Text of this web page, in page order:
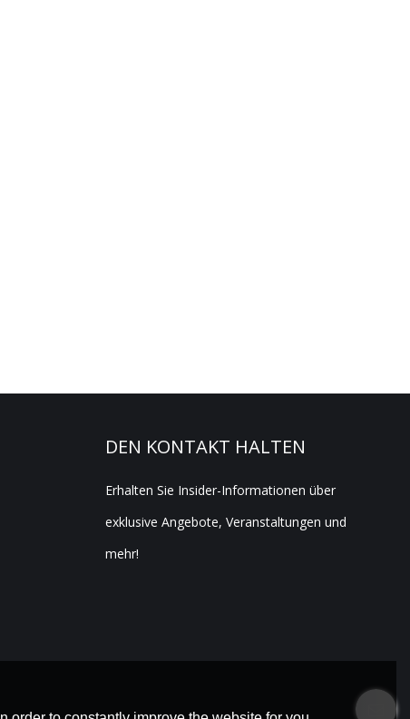
DEN KONTAKT HALTEN
Erhalten Sie Insider-Informationen über
exklusive Angebote, Veranstaltungen und
mehr!